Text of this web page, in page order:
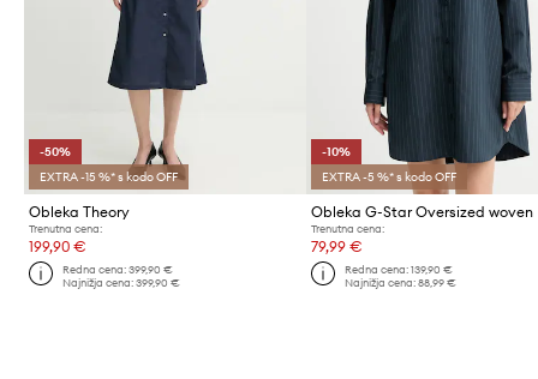
-50%
EXTRA -15 %* s kodo OFF
Obleka Theory
Trenutna cena:
199,90 €
Redna cena:399,90 €
Najnižja cena:399,90 €
-10%
EXTRA -5 %* s kodo OFF
Obleka G-Star Oversized woven
Trenutna cena:
79,99 €
Redna cena: 139,90 €
Najnižja cena: 88,99 €